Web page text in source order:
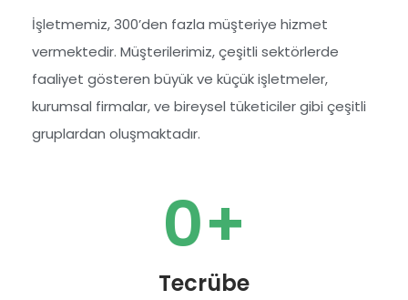
İşletmemiz, 300’den fazla müşteriye hizmet
vermektedir. Müşterilerimiz, çeşitli sektörlerde
faaliyet gösteren büyük ve küçük işletmeler,
kurumsal firmalar, ve bireysel tüketiciler gibi çeşitli
gruplardan oluşmaktadır.
Tecrübe
0+